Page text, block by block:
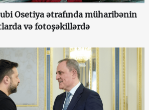
Osetiya ətrafında müharibənin
və fotoşəkillərdə